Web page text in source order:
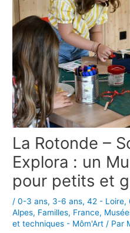
La Rotonde –
Explora : un
pour petits et
/0-3 ans, 3-6 ans,42 - Loire,
Alpes, Familles, France,
et techniques - Môm'Art / Par